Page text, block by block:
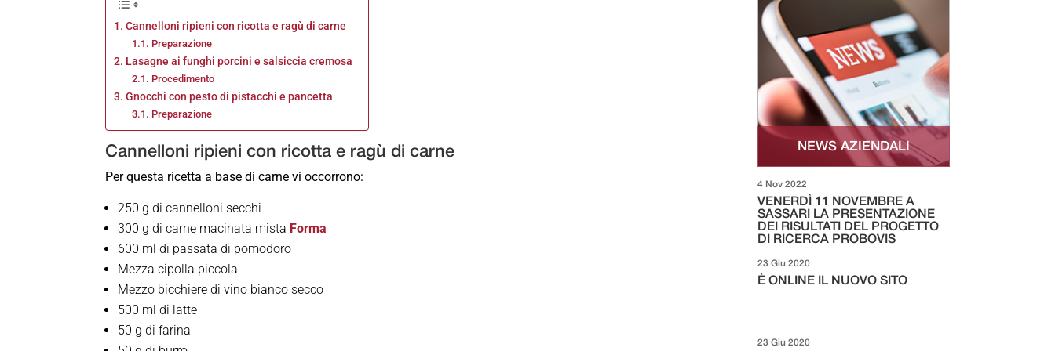
Cannelloni ripieni con ricotta e ragù di carne
Preparazione
Lasagne ai funghi porcini e salsiccia cremosa
Procedimento
Gnocchi con pesto di pistacchi e pancetta
Preparazione
Cannelloni ripieni con ricotta e ragù di carne
Per questa ricetta a base di carne vi occorrono:
250 g di cannelloni secchi
300 g di carne macinata mista Forma
600 ml di passata di pomodoro
Mezza cipolla piccola
Mezzo bicchiere di vino bianco secco
500 ml di latte
50 g di farina
NEWS AZIENDALI
VENERDÌ 11 NOVEMBRE A
SASSARI LA PRESENTAZIONE
DEI RISULTATI DEL PROGETTO
DI RICERCA PROBOVIS
4 Nov 2022
È ONLINE IL NUOVO SITO
23 Giu 2020
23 Giu 2020